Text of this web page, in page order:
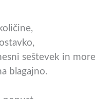
seštevek in
blagajno.